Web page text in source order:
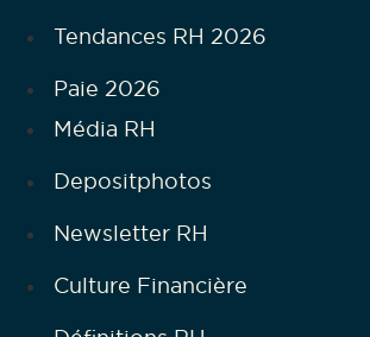
Tendances RH 2026
Paie 2026
Média RH
Depositphotos
Newsletter RH
Culture Financière